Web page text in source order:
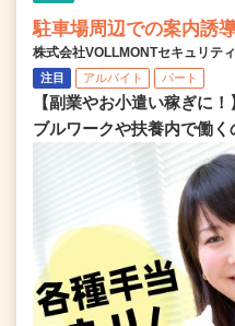
駐車場周辺での案内誘
株式会社VOLLMONTセキュリテ
注目 アルバイト パート
【副業やお小遣い稼ぎに
ブルワークや扶養内で働